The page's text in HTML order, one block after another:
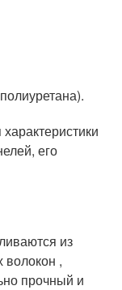
его
из
волокон ,
прочный и